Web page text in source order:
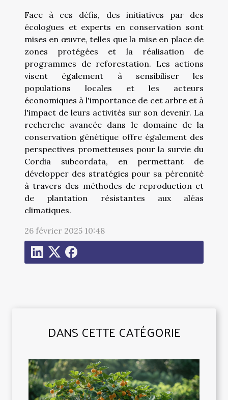
Face à ces défis, des initiatives par des
écologues et experts en conservation sont
mises en œuvre, telles que la mise en place de
zones protégées et la réalisation de
programmes de reforestation. Les actions
visent également à sensibiliser les
populations locales et les acteurs
économiques à l'importance de cet arbre et à
l'impact de leurs activités sur son devenir. La
recherche avancée dans le domaine de la
conservation génétique offre également des
perspectives prometteuses pour la survie du
Cordia subcordata, en permettant de
développer des stratégies pour sa pérennité
à travers des méthodes de reproduction et
de plantation résistantes aux aléas
climatiques.
26 février 2025 10:48
DANS CETTE CATÉGORIE